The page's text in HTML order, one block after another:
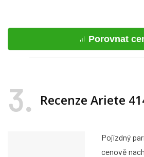
Porovnat
3 Recenze Ariete
Pojízdný
cenově